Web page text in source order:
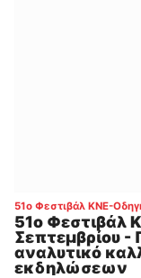
51ο Φεστιβάλ ΚΝΕ-
51ο Φεστιβάλ
Σεπτεμβρίου -
αναλυτικό
εκδηλώσεων